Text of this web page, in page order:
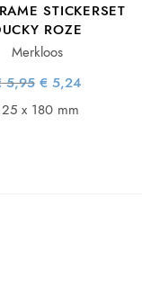
STICKERSET
ROZE
Merkloos
5,95 Oorspronkelijke
prijs was:
€ 5,95.
€ 5,24Huidige
x 180 mm